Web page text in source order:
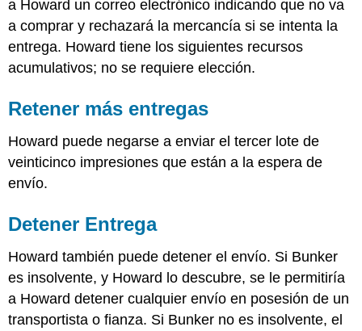
a Howard un correo electrónico indicando que no va
a comprar y rechazará la mercancía si se intenta la
entrega. Howard tiene los siguientes recursos
acumulativos; no se requiere elección.
Retener más entregas
Howard puede negarse a enviar el tercer lote de
veinticinco impresiones que están a la espera de
envío.
Detener Entrega
Howard también puede detener el envío. Si Bunker
es insolvente, y Howard lo descubre, se le permitiría
a Howard detener cualquier envío en posesión de un
transportista o fianza. Si Bunker no es insolvente, el